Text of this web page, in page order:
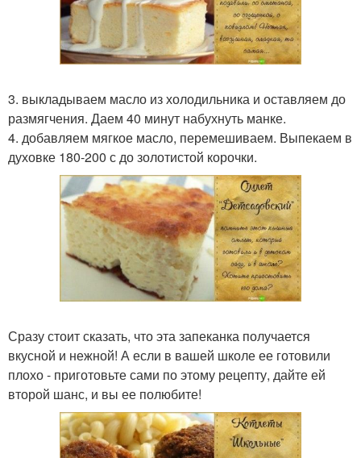
3. выкладываем масло из холодильника и оставляем до
размягчения. Даем 40 минут набухнуть манке.
4. добавляем мягкое масло, перемешиваем. Выпекаем в
духовке 180-200 с до золотистой корочки.
Сразу стоит сказать, что эта запеканка получается
вкусной и нежной! А если в вашей школе ее готовили
плохо - приготовьте сами по этому рецепту, дайте ей
второй шанс, и вы ее полюбите!